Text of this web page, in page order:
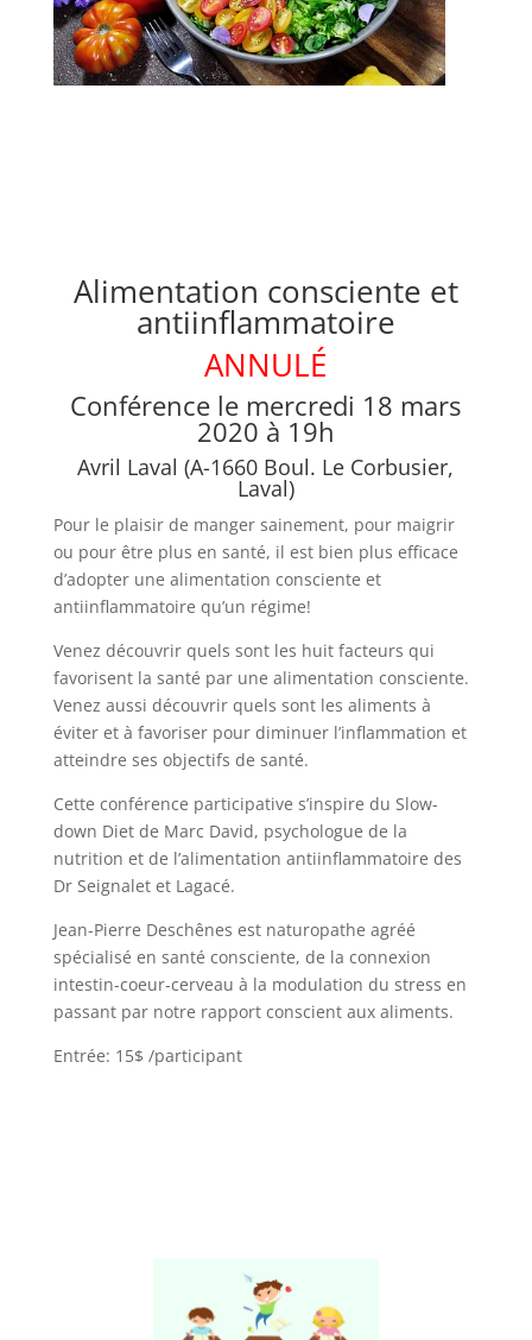
Alimentation consciente et
antiinflammatoire
ANNULÉ
Conférence le mercredi 18 mars
2020 à 19h
Avril Laval (A-1660 Boul. Le Corbusier,
Laval)
Pour le plaisir de manger sainement, pour maigrir
ou pour être plus en santé, il est bien plus efficace
d’adopter une alimentation consciente et
antiinflammatoire qu’un régime!
Venez découvrir quels sont les huit facteurs qui
favorisent la santé par une alimentation consciente.
Venez aussi découvrir quels sont les aliments à
éviter et à favoriser pour diminuer l’inflammation et
atteindre ses objectifs de santé.
Cette conférence participative s’inspire du Slow-
down Diet de Marc David, psychologue de la
nutrition et de l’alimentation antiinflammatoire des
Dr Seignalet et Lagacé.
Jean-Pierre Deschênes est naturopathe agréé
spécialisé en santé consciente, de la connexion
intestin-coeur-cerveau à la modulation du stress en
passant par notre rapport conscient aux aliments.
Entrée: 15$ /participant